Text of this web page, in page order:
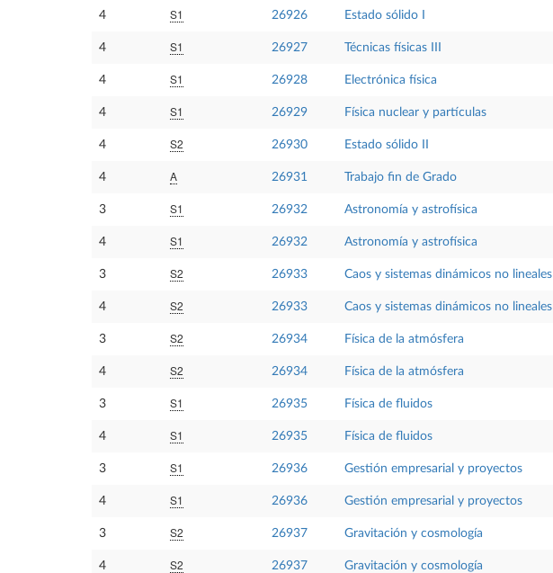
4 S1 26926 Estado sólido I
4 S1 26927 Técnicas físicas III
4 S1 26928 Electrónica física
4 S1 26929 Física nuclear y partículas
4 S2 26930 Estado sólido II
4 A 26931 Trabajo fin de Grado
3 S1 26932 Astronomía y astrofísica
4 S1 26932 Astronomía y astrofísica
3 S2 26933 Caos y sistemas dinámicos no lineales
4 S2 26933 Caos y sistemas dinámicos no lineales
3 S2 26934 Física de la atmósfera
4 S2 26934 Física de la atmósfera
3 S1 26935 Física de fluidos
4 S1 26935 Física de fluidos
3 S1 26936 Gestión empresarial y proyectos
4 S1 26936 Gestión empresarial y proyectos
3 S2 26937 Gravitación y cosmología
4 S2 26937 Gravitación y cosmología